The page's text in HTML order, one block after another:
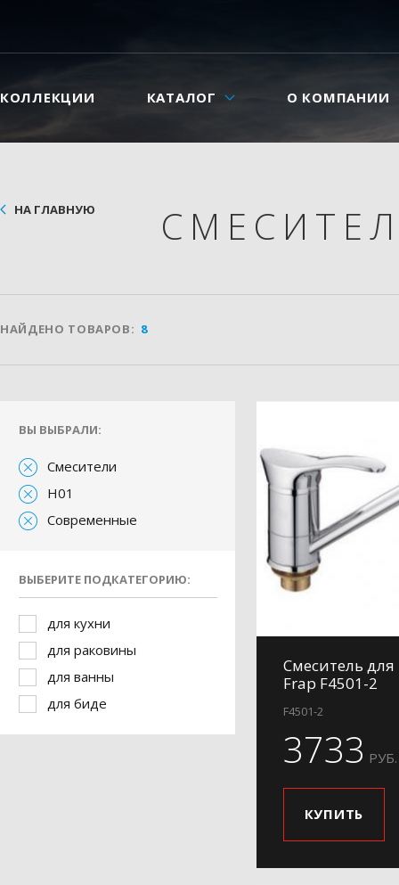
КОЛЛЕКЦИИ КАТАЛОГ О КОМПАНИИ
НА ГЛАВНУЮ
НАЙДЕНО ТОВАРОВ: 8
ВЫ ВЫБРАЛИ:
Смесители
H01
Современные
ВЫБЕРИТЕ ПОДКАТЕГОРИЮ:
для кухни
для раковины
для ванны
для биде
Смеситель для
Frap F4501-2
F4501-2
3733 РУБ.
КУПИТЬ